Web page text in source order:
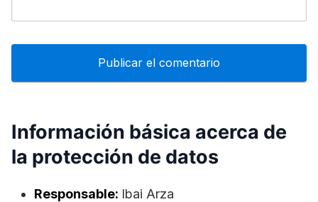
Información básica acerca de
la protección de datos
Responsable: lbai Arza